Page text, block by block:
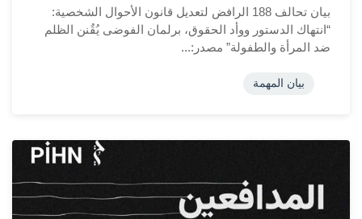
بيان تحالف 188 الرافض لتعديل قانون الأحوال الشخصية:
“انتهاك الدستور ووأد الحقوق، برلمان الفوضى يُقٌنن الظلم
ضد المرأة والطفولة” مصدر:...
بيان المهمة